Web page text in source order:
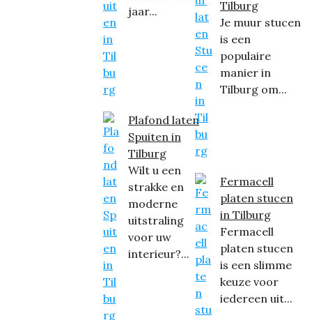
jaar...
Plafond laten
Spuiten in
Tilburg
Wilt u een
strakke en
moderne
uitstraling
voor uw
interieur?...
Tilburg
Je muur stucen
is een
populaire
manier in
Tilburg om...
Fermacell
platen stucen
in Tilburg
Fermacell
platen stucen
is een slimme
keuze voor
iedereen uit...